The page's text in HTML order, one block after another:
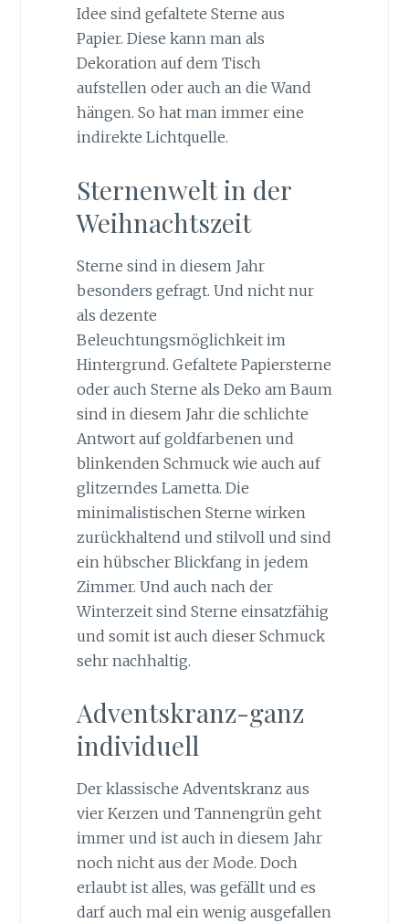
Idee sind gefaltete Sterne aus
Papier. Diese kann man als
Dekoration auf dem Tisch
aufstellen oder auch an die Wand
hängen. So hat man immer eine
indirekte Lichtquelle.
Sternenwelt in der
Weihnachtszeit
Sterne sind in diesem Jahr
besonders gefragt. Und nicht nur
als dezente
Beleuchtungsmöglichkeit im
Hintergrund. Gefaltete Papiersterne
oder auch Sterne als Deko am Baum
sind in diesem Jahr die schlichte
Antwort auf goldfarbenen und
blinkenden Schmuck wie auch auf
glitzerndes Lametta. Die
minimalistischen Sterne wirken
zurückhaltend und stilvoll und sind
ein hübscher Blickfang in jedem
Zimmer. Und auch nach der
Winterzeit sind Sterne einsatzfähig
und somit ist auch dieser Schmuck
sehr nachhaltig.
Adventskranz-ganz
individuell
Der klassische Adventskranz aus
vier Kerzen und Tannengrün geht
immer und ist auch in diesem Jahr
noch nicht aus der Mode. Doch
erlaubt ist alles, was gefällt und es
darf auch mal ein wenig ausgefallen